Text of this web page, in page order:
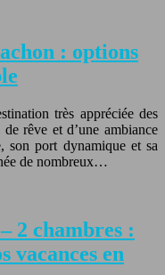
: options
très appréciée des
rêve et d’une ambiance
son port dynamique et sa
de nombreux…
2 chambres :
vacances en